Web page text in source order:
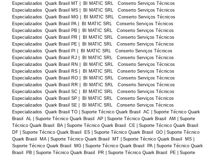
Especializados Quark Brasil MT | BI MATIC SRL Conserto Serviços Técnicos
Especializados Quark Brasil MS | BI MATIC SRL Conserto Serviços Técnicos
Especializados Quark Brasil MG | BI MATIC SRL Conserto Serviços Técnicos
Especializados Quark Brasil PA | BI MATIC SRL Conserto Serviços Técnicos
Especializados Quark Brasil PB | BI MATIC SRL Conserto Serviços Técnicos
Especializados Quark Brasil PR | BI MATIC SRL Conserto Serviços Técnicos
Especializados Quark Brasil PE | BI MATIC SRL Conserto Serviços Técnicos
Especializados Quark Brasil PI | BI MATIC SRL Conserto Serviços Técnicos
Especializados Quark Brasil RJ | BI MATIC SRL Conserto Serviços Técnicos
Especializados Quark Brasil RN | BI MATIC SRL Conserto Serviços Técnicos
Especializados Quark Brasil RS | BI MATIC SRL Conserto Serviços Técnicos
Especializados Quark Brasil RO | BI MATIC SRL Conserto Serviços Técnicos
Especializados Quark Brasil RR | BI MATIC SRL Conserto Serviços Técnicos
Especializados Quark Brasil SC | BI MATIC SRL Conserto Serviços Técnicos
Especializados Quark Brasil SP | BI MATIC SRL Conserto Serviços Técnicos
Especializados Quark Brasil SE | BI MATIC SRL Conserto Serviços Técnicos
Especializados Quark Brasil TO | Suporte Técnico Quark Brasil AC | Suporte Técnico Quark
Brasil AL | Suporte Técnico Quark Brasil AP | Suporte Técnico Quark Brasil AM | Suporte
Técnico Quark Brasil BA | Suporte Técnico Quark Brasil CE | Suporte Técnico Quark Brasil
DF | Suporte Técnico Quark Brasil ES | Suporte Técnico Quark Brasil GO | Suporte Técnico
Quark Brasil MA | Suporte Técnico Quark Brasil MT | Suporte Técnico Quark Brasil MS |
Suporte Técnico Quark Brasil MG | Suporte Técnico Quark Brasil PA | Suporte Técnico Quark
Brasil PB | Suporte Técnico Quark Brasil PR | Suporte Técnico Quark Brasil PE | Suporte